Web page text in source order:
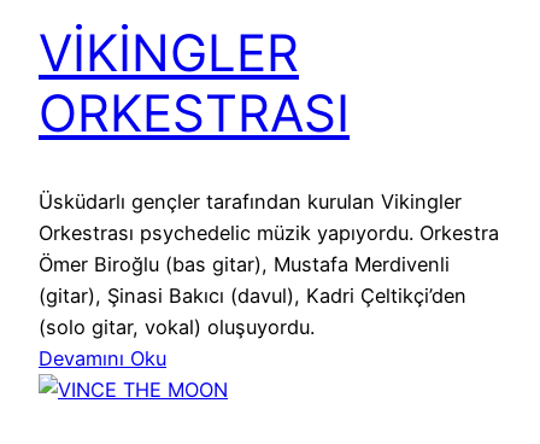
VİKİNGLER
ORKESTRASI
Üsküdarlı gençler tarafından kurulan Vikingler
Orkestrası psychedelic müzik yapıyordu. Orkestra
Ömer Biroğlu (bas gitar), Mustafa Merdivenli
(gitar), Şinasi Bakıcı (davul), Kadri Çeltikçi’den
(solo gitar, vokal) oluşuyordu.
Devamını Oku